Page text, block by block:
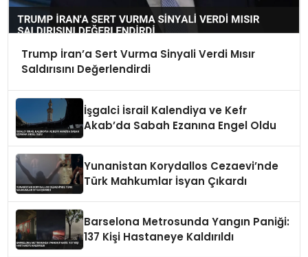
Trump İran’a Sert Vurma Sinyali Verdi Mısır
Saldırısını Değerlendirdi
İşgalci İsrail Kalendiya ve Kefr
Akab’da Sabah Ezanına Engel Oldu
Yunanistan Korydallos Cezaevi’nde
Türk Mahkumlar İsyan Çıkardı
Barselona Metrosunda Yangın Paniği:
137 Kişi Hastaneye Kaldırıldı